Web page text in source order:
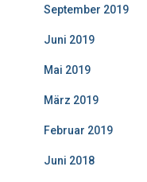
September 2019
Juni 2019
Mai 2019
März 2019
Februar 2019
Juni 2018